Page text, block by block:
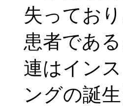
失ってお
患者であ
連はイン
ングの誕